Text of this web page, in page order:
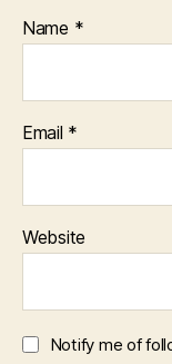
Name *
Email *
Website
Notify me of